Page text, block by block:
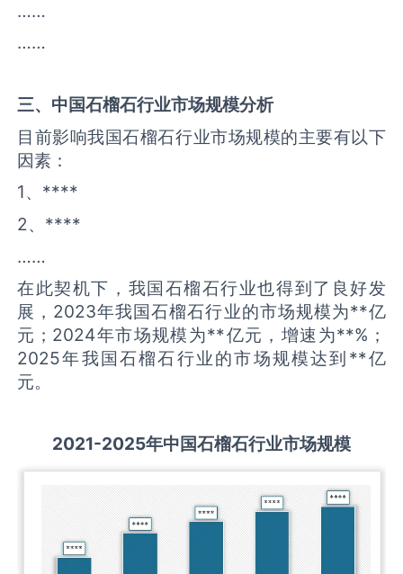
……
……
三、中国石榴石行业市场规模分析
目前影响我国石榴石行业市场规模的主要有以下
因素：
1、****
2、****
……
在此契机下，我国石榴石行业也得到了良好发
展，2023年我国石榴石行业的市场规模为**亿
元；2024年市场规模为**亿元，增速为**%；
2025年我国石榴石行业的市场规模达到**亿
元。
2021-2025年中国石榴石行业市场规模